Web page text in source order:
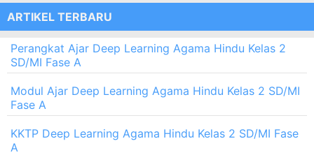
ARTIKEL TERBARU
Perangkat Ajar Deep Learning Agama Hindu Kelas 2
SD/MI Fase A
Modul Ajar Deep Learning Agama Hindu Kelas 2 SD/MI
Fase A
KKTP Deep Learning Agama Hindu Kelas 2 SD/MI Fase
A